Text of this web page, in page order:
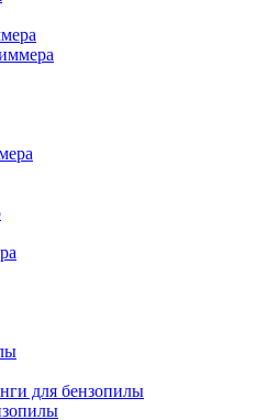
для бензопилы